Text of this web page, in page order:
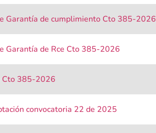
Garantía de cumplimiento Cto 385-2026
Garantía de Rce Cto 385-2026
Cto 385-2026
convocatoria 22 de 2025